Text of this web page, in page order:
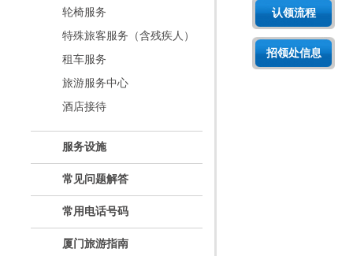
轮椅服务
特殊旅客服务（含残疾人）
租车服务
旅游服务中心
酒店接待
服务设施
常见问题解答
常用电话号码
厦门旅游指南
认领流程
招领处信息